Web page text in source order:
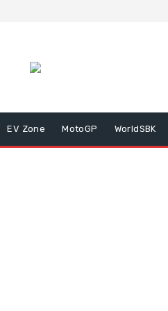
EV Zone MotoGP WorldSBK